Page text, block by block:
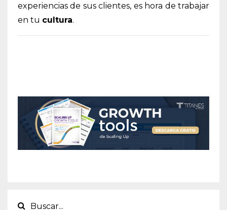
experiencias de sus clientes, es hora de trabajar
en tu cultura.